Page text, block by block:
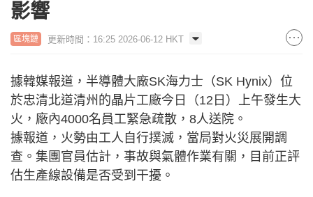
影響
區塊鏈 更新時間：16:25 2026-06-12 HKT
據韓媒報道，半導體大廠SK海力士（SK Hynix）位
於忠清北道清州的晶片工廠今日（12日）上午發生大
火，廠內4000名員工緊急疏散，8人送院。
據報道，火勢由工人自行撲滅，當局對火災展開調
查。集團官員估計，事故與氣體作業有關，目前正評
估生產線設備是否受到干擾。